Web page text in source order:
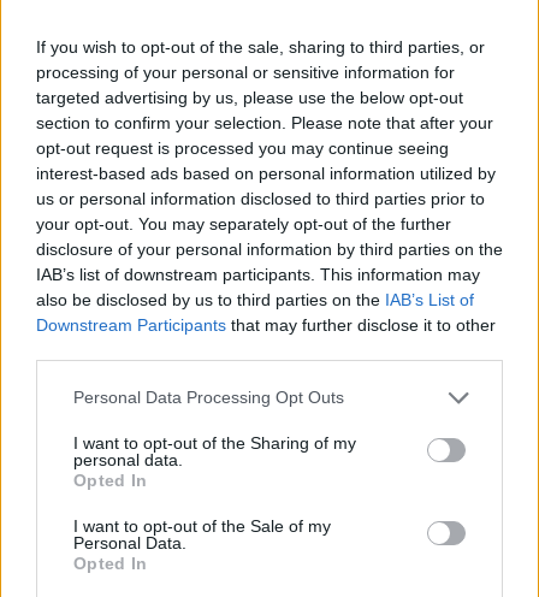
If you wish to opt-out of the sale, sharing to third parties, or
processing of your personal or sensitive information for
targeted advertising by us, please use the below opt-out
section to confirm your selection. Please note that after your
opt-out request is processed you may continue seeing
interest-based ads based on personal information utilized by
us or personal information disclosed to third parties prior to
your opt-out. You may separately opt-out of the further
disclosure of your personal information by third parties on the
IAB’s list of downstream participants. This information may
also be disclosed by us to third parties on the IAB’s List of
Downstream Participants that may further disclose it to other
Please note that this website/app uses one or more Google
not limited to your visit or usage behaviour. You may click to
grant or deny consent to Google and its third-party tags to
use your data for below specified purposes in below Google
consent section.
Personal Data Processing Opt Outs
I want to opt-out of the Sharing of my
personal data.
Opted In
I want to opt-out of the Sale of my
Personal Data.
Opted In
Elmarad a budapesti Killswitch
Engage-koncert
lánggitár • 2009. június 17.
hivatkozva lemondta a budapesti koncerjét, így a
június 19-re (most péntekre) tervezett buli elmarad.
RZA a Dürerben
2009. június 17.